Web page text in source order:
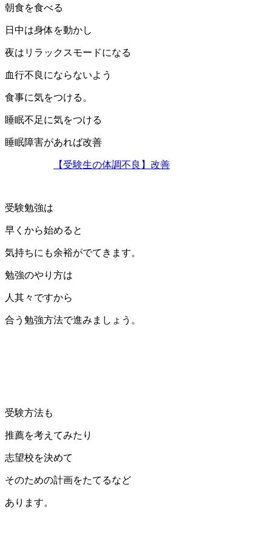
朝食を食べる
日中は身体を動かし
夜はリラックスモードになる
血行不良にならないよう
食事に気をつける。
睡眠不足に気をつける
睡眠障害があれば改善
【受験生の体調不良】改善
受験勉強は
早くから始めると
気持ちにも余裕がでてきます。
勉強のやり方は
人其々ですから
合う勉強方法で進みましょう。
受験方法も
推薦を考えてみたり
志望校を決めて
そのための計画をたてるなど
あります。